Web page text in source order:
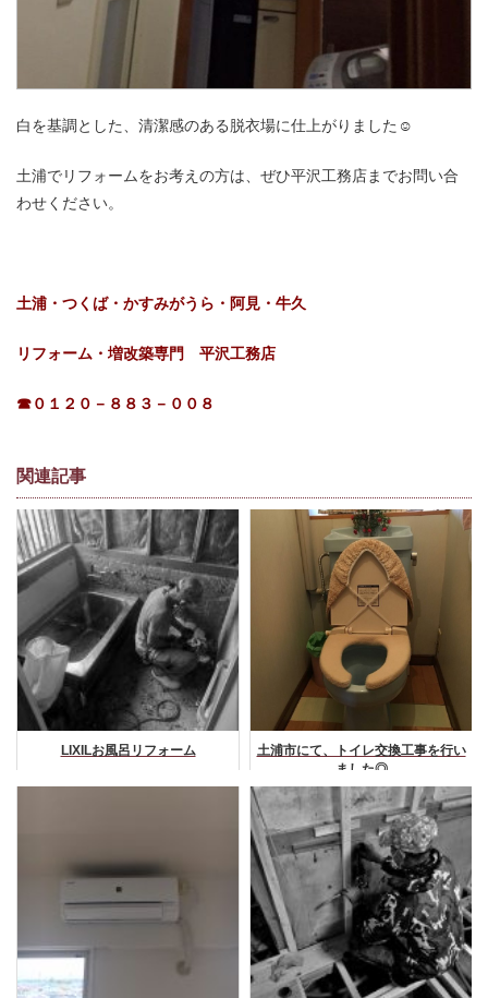
白を基調とした、清潔感のある脱衣場に仕上がりました☺
土浦でリフォームをお考えの方は、ぜひ平沢工務店までお問い合
わせください。
土浦・つくば・かすみがうら・阿見・牛久
リフォーム・増改築専門 平沢工務店
☎０１２０－８８３－００８
関連記事
LIXILお風呂リフォーム
土浦市にて、トイレ交換工事を行い
ました◎